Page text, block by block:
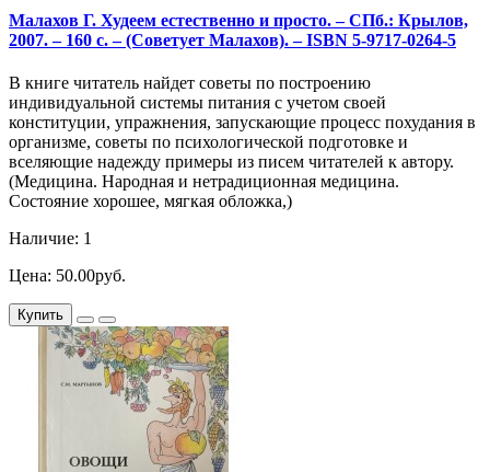
Малахов Г. Худеем естественно и просто. – СПб.: Крылов,
2007. – 160 с. – (Советует Малахов). – ISBN 5-9717-0264-5
В книге читатель найдет советы по построению
индивидуальной системы питания с учетом своей
конституции, упражнения, запускающие процесс похудания в
организме, советы по психологической подготовке и
вселяющие надежду примеры из писем читателей к автору.
(Медицина. Народная и нетрадиционная медицина.
Состояние хорошее, мягкая обложка,)
Наличие: 1
Цена: 50.00руб.
Купить